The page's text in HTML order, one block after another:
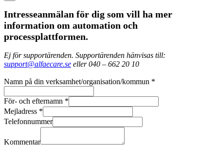
Intresseanmälan för dig som vill ha mer
information om automation och
processplattformen.
Ej för supportärenden. Supportärenden hänvisas till:
support@alfaecare.se eller 040 – 662 20 10
Namn på din verksamhet/organisation/kommun *
För- och efternamn *
Mejladress *
Telefonnummer
Kommentar